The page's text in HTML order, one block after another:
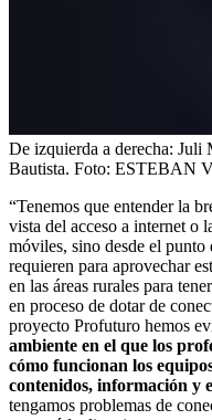
De izquierda a derecha:
Bautista. Foto: ESTEBAN
“Tenemos que entender la
vista del acceso a internet o
móviles, sino desde el punto
requieren para aprovechar
en las áreas rurales para
en proceso de dotar de
proyecto Profuturo hemos
ambiente en el que los
cómo funcionan los
contenidos, información y
tengamos problemas de